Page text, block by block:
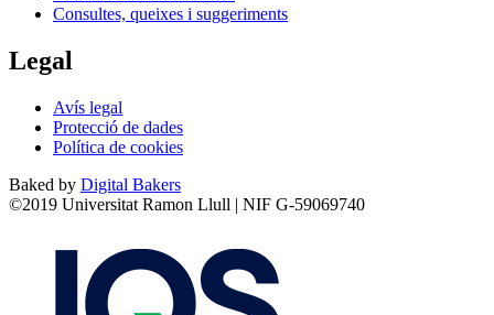
Consultes, queixes i suggeriments
Legal
Avís legal
Protecció de dades
Política de cookies
Baked by Digital Bakers
©2019 Universitat Ramon Llull | NIF G-59069740